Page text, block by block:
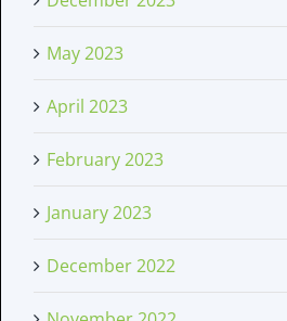
May 2023
April 2023
February 2023
January 2023
December 2022